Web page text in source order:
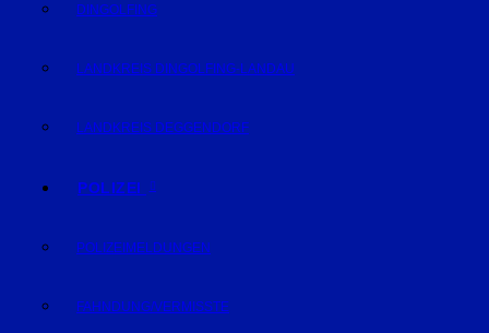
DINGOLFING
LANDKREIS DINGOLFING-LANDAU
LANDKREIS DEGGENDORF
POLIZEI
POLIZEIMELDUNGEN
FAHNDUNG/VERMISSTE